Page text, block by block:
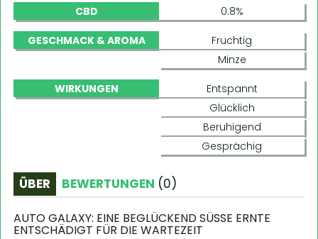
CBD 0.8%
GESCHMACK & AROMA
Fruchtig
Minze
WIRKUNGEN
Entspannt
Glücklich
Beruhigend
Gesprächig
ÜBER BEWERTUNGEN (0)
AUTO GALAXY: EINE BEGLÜCKEND SÜSSE ERNTE E
NTSCHÄDIGT FÜR DIE WARTEZEIT